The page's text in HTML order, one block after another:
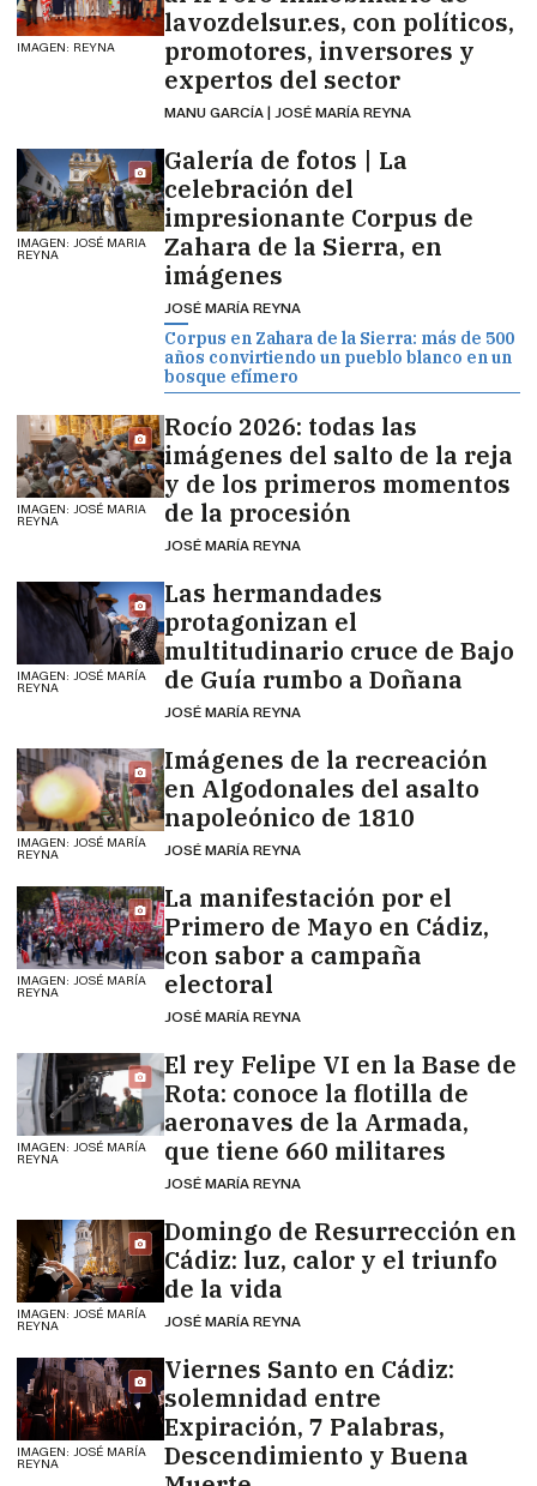
IMAGEN: REYNA
lavozdelsur.es, con políticos,
promotores, inversores y
expertos del sector
MANU GARCÍA | JOSÉ MARÍA REYNA
IMAGEN: JOSÉ MARIA
REYNA
Galería de fotos | La
celebración del
impresionante Corpus de
Zahara de la Sierra, en
imágenes
JOSÉ MARÍA REYNA
Corpus en Zahara de la Sierra: más de 500
años convirtiendo un pueblo blanco en un
bosque efímero
IMAGEN: JOSÉ MARIA
REYNA
Rocío 2026: todas las
imágenes del salto de la reja
y de los primeros momentos
de la procesión
JOSÉ MARÍA REYNA
IMAGEN: JOSÉ MARÍA
REYNA
Las hermandades
protagonizan el
multitudinario cruce de Bajo
de Guía rumbo a Doñana
JOSÉ MARÍA REYNA
IMAGEN: JOSÉ MARÍA
REYNA
Imágenes de la recreación
en Algodonales del asalto
napoleónico de 1810
JOSÉ MARÍA REYNA
IMAGEN: JOSÉ MARÍA
REYNA
La manifestación por el
Primero de Mayo en Cádiz,
con sabor a campaña
electoral
JOSÉ MARÍA REYNA
IMAGEN: JOSÉ MARÍA
REYNA
El rey Felipe VI en la Base de
Rota: conoce la flotilla de
aeronaves de la Armada,
que tiene 660 militares
JOSÉ MARÍA REYNA
IMAGEN: JOSÉ MARÍA
REYNA
Domingo de Resurrección en
Cádiz: luz, calor y el triunfo
de la vida
JOSÉ MARÍA REYNA
IMAGEN: JOSÉ MARÍA
REYNA
Viernes Santo en Cádiz:
solemnidad entre
Expiración, 7 Palabras,
Descendimiento y Buena